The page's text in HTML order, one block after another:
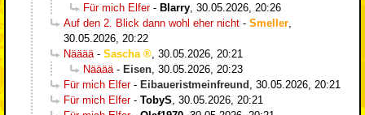
Für mich Elfer- Blarry 30.05.2026, 20:26
Auf den 2. Blick dann wohl eher nicht - Smeller
30.05.2026, 20:22
Nääää - Sascha
30.05.2026, 20:21
Nääää - Eisen 30.05.2026, 20:23
Für mich Elfer- Eibaueristmeinfreund
30.05.2026, 20:21
Für mich Elfer- TobyS 30.05.2026, 20:21